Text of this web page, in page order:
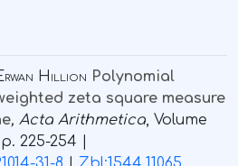
Hillion Polynomial
zeta square measure
, Acta Arithmetica, Volume
225-254 |